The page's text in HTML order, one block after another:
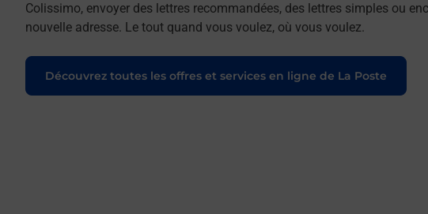
Colissimo, envoyer des lettres recommandées, des lettres simples ou
nouvelle adresse. Le tout quand vous voulez, où vous voulez.
Découvrez toutes les offres et services en ligne de La Poste